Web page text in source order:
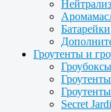
Батарейки
Гроутенты и
Гроубоксы
Secret